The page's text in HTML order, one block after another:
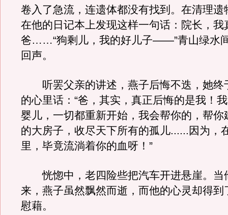
卷入了急流，连遗体都没有找到。在清理遗
在他的日记本上发现这样一句话：院长，我
爸……“狗剩儿，我的好儿子——”青山绿水
回声。
听罢父亲的讲述，燕子后悔不迭，她终
的心里话：“爸，其实，真正后悔的是我！
婴儿，一切都重新开始，我会帮你的，帮你
的大房子，收尽天下所有的孤儿......因为，
里，毕竟流淌着你的血呀！”
恍惚中，老四险些把汽车开进悬崖。当
来，燕子虽然飘然而逝，而他的心灵却得到
慰藉。